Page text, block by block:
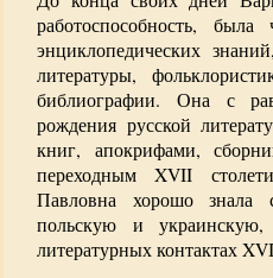
работоспособность,
энциклопедических
литературы,
библиографии. Она с
рождения русской
книг, апокрифами,
переходным XVII
Павловна хорошо знала
польскую и
литературных контактах